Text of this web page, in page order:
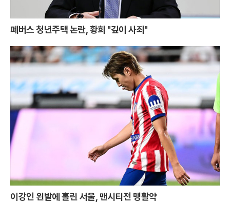
폐버스 청년주택 논란, 황희 "깊이 사죄"
이강인 왼발에 홀린 서울, 맨시티전 맹활약